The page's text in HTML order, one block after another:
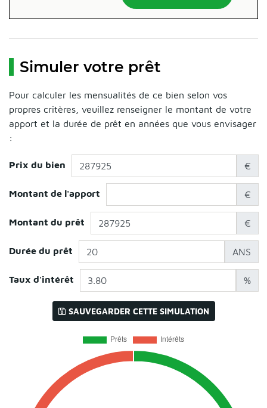
Simuler votre prêt
Pour calculer les mensualités de ce bien selon vos
propres critères, veuillez renseigner le montant de votre
apport et la durée de prêt en années que vous envisager
:
Prix du bien €
Montant de l'apport €
Montant du prêt €
Durée du prêt ANS
Taux d'intérêt %
SAUVEGARDER CETTE SIMULATION